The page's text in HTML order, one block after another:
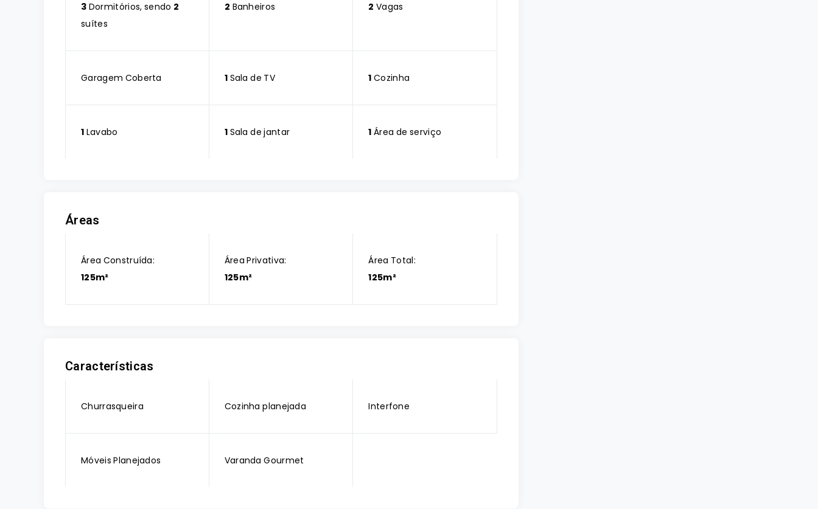
3 Dormitórios, sendo 2
suítes
2 Banheiros 2 Vagas
Garagem Coberta 1Sala de TV 1 Cozinha
1 Lavabo 1Sala de jantar 1 Área de serviço
Áreas
Área Construída:
125m²
Área Privativa:
125m²
Área Total:
125m²
Características
Churrasqueira Cozinha planejada Interfone
Móveis Planejados Varanda Gourmet